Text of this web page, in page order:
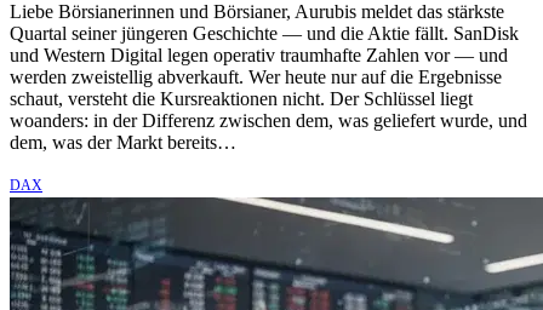
Liebe Börsianerinnen und Börsianer, Aurubis meldet das stärkste
Quartal seiner jüngeren Geschichte — und die Aktie fällt. SanDisk
und Western Digital legen operativ traumhafte Zahlen vor — und
werden zweistellig abverkauft. Wer heute nur auf die Ergebnisse
schaut, versteht die Kursreaktionen nicht. Der Schlüssel liegt
woanders: in der Differenz zwischen dem, was geliefert wurde, und
dem, was der Markt bereits…
DAX